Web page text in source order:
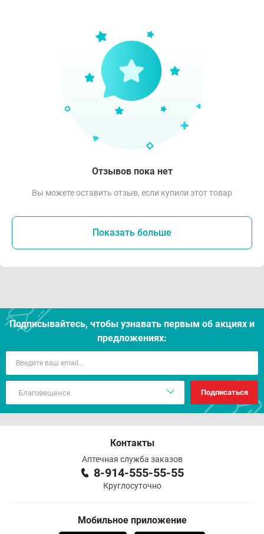
Отзывов пока нет
Вы можете оставить отзыв, если купили этот товар
Показать больше
Подписывайтесь, чтобы узнавать первым об акцияx и
предложениях:
Подписаться
Контакты
Аптечная служба заказов
8-914-555-55-55
Круглосуточно
Мобильное приложение